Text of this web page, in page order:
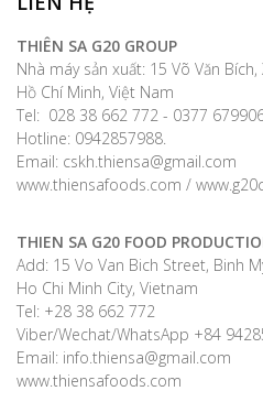
THIÊN SA G20 GROUP
Nhà máy sản xuất: 15 Võ Văn
Hồ Chí Minh, Việt Nam
Tel: 028 38 662 772 - 0377
Hotline: 0942857988.
Email: cskh.thiensa@gmail.com
www.thiensafoods.com /
THIEN SA G20 FOOD
Add: 15 Vo Van Bich Street, Binh
Ho Chi Minh City, Vietnam
Tel: +28 38 662 772
Viber/Wechat/WhatsApp +84
Email: info.thiensa@gmail.com
www.thiensafoods.com